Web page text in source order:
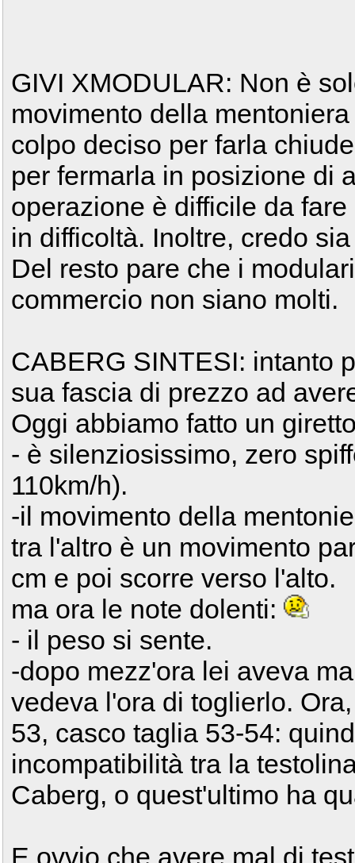
GIVI XMODULAR: Non è
movimento della
colpo deciso per farla
per fermarla in posizione di
operazione è difficile da
in difficoltà. Inoltre, credo
Del resto pare che i
commercio non siano molti.
CABERG SINTESI: intanto
sua fascia di prezzo ad
Oggi abbiamo fatto un
- è silenziosissimo, zero
110km/h).
-il movimento della
tra l'altro è un movimento
cm e poi scorre verso l'alto.
ma ora le note dolenti:
- il peso si sente.
-dopo mezz'ora lei aveva
vedeva l'ora di toglierlo.
53, casco taglia 53-54:
incompatibilità tra la
Caberg, o quest'ultimo ha
E ovvio che avere mal di